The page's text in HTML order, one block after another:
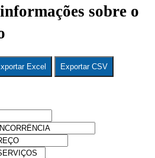
sobre o
Excel Exportar CSV